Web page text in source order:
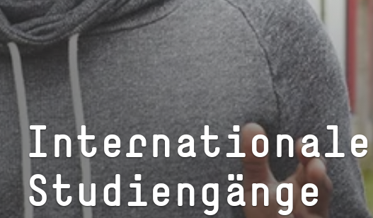
In­ter­na­tio­nale
Studiengänge